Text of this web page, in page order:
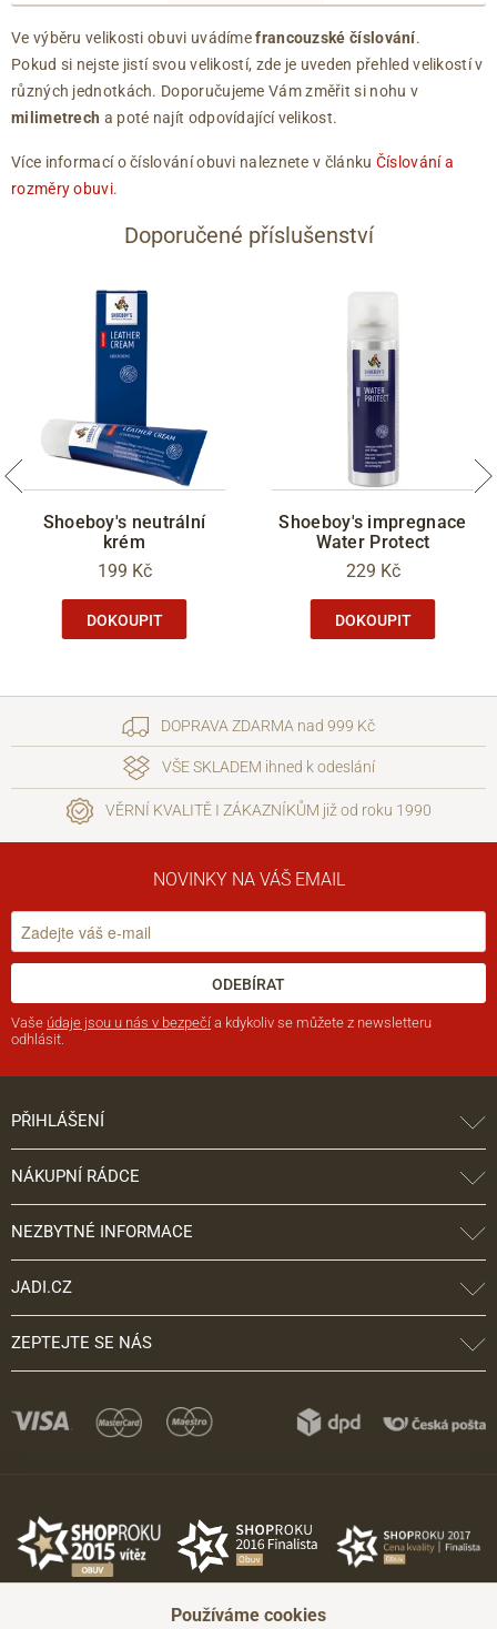
Ve výběru velikosti obuvi uvádímefrancouzské číslování.
Pokud si nejste jistí svou velikostí, zde je uveden přehled velikostí v
různých jednotkách. Doporučujeme Vám změřit si nohu v
milimetrech a poté najít odpovídající velikost.
Více informací o číslování obuvi naleznete v článku Číslování a
rozměry obuvi.
Doporučené příslušenství
Shoeboy's neutrální
krém
199 Kč
DOKOUPIT
Shoeboy's impregnace
Water Protect
229 Kč
DOKOUPIT
DOPRAVA ZDARMA nad 999 Kč
VŠE SKLADEM ihned k odeslání
VĚRNÍ KVALITĚ I ZÁKAZNÍKŮM již od roku 1990
NOVINKY NA VÁŠ EMAIL
ODEBÍRAT
Vaše údaje jsou u nás v bezpečí a kdykoliv se můžete z newsletteru
odhlásit.
PŘIHLÁŠENÍ
NÁKUPNÍ RÁDCE
NEZBYTNÉ INFORMACE
JADI.CZ
ZEPTEJTE SE NÁS
Používáme cookies